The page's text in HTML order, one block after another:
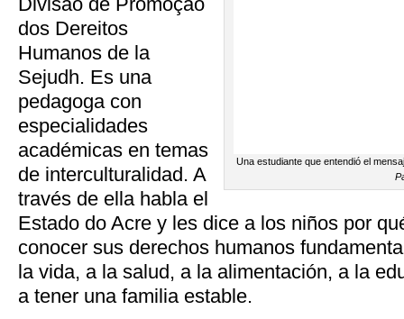
Una estudiante que entendió el
dos Dereitos
Humanos de la
Sejudh. Es una
pedagoga con
especialidades
académicas en temas
de interculturalidad. A
través de ella habla el
Estado do Acre y les dice a los niños por
conocer sus derechos humanos
la vida, a la salud, a la alimentación, a la
a tener una familia estable.